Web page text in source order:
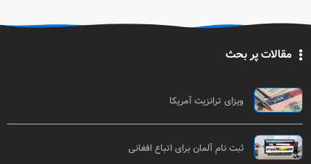
مقالات پر بحث
ویزای ترانزیت آمریکا
ثبت نام آلمان برای اتباع افغانی